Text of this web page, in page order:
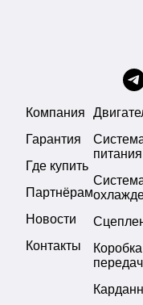
Компания
Гарантия
Где купить
Партнёрам
Новости
Контакты
питания
Коробка
передач